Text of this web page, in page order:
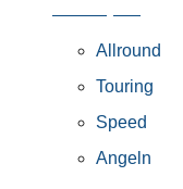
Allround
Touring
Speed
Angeln